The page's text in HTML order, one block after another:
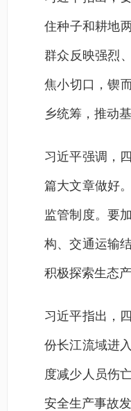
住种子和耕地
群众反映强烈
焦小切口，锲
乡统筹，推动
习近平强调，
篇大文章做好
监管制度。要
构、交通运输
积极探索生态
习近平指出，
份长江流域进
度减少人员伤
安全生产事故